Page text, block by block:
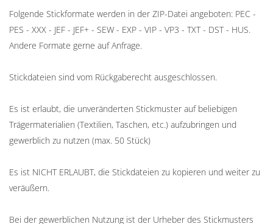
Folgende Stickformate werden in der ZIP-Datei angeboten: PEC -
PES - XXX - JEF - JEF+ - SEW - EXP - VIP - VP3 - TXT - DST - HUS.
Andere Formate gerne auf Anfrage.
Stickdateien sind vom Rückgaberecht ausgeschlossen.
Es ist erlaubt, die unveränderten Stickmuster auf beliebigen
Trägermaterialien (Textilien, Taschen, etc.) aufzubringen und
gewerblich zu nutzen (max. 50 Stück)
Es ist NICHT ERLAUBT, die Stickdateien zu kopieren und weiter zu
veräußern.
Bei der gewerblichen Nutzung ist der Urheber des Stickmusters